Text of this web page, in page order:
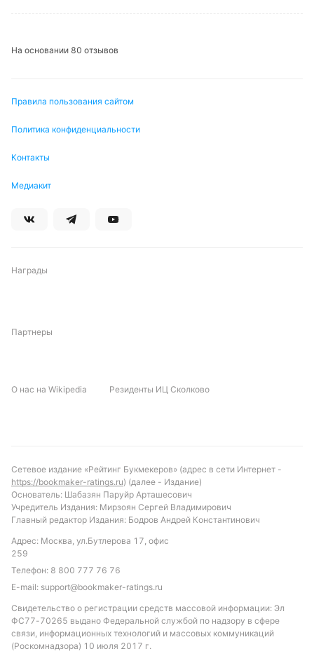
На основании 80 отзывов
Правила пользования сайтом
Политика конфиденциальности
Контакты
Медиакит
Награды
Партнеры
О нас на Wikipedia Резиденты ИЦ Сколково
Сетевое издание «Рейтинг Букмекеров» (адрес в сети Интернет -
https://bookmaker-ratings.ru) (далее - Издание)
Основатель: Шабазян Паруйр Арташесович
Учредитель Издания: Мирзоян Сергей Владимирович
Главный редактор Издания: Бодров Андрей Константинович
Адрес: Москва, ул.Бутлерова 17, офис
259
Телефон: 8 800 777 76 76
E-mail: support@bookmaker-ratings.ru
Свидетельство о регистрации средств массовой информации: Эл
ФС77-70265 выдано Федеральной службой по надзору в сфере
связи, информационных технологий и массовых коммуникаций
(Роскомнадзора) 10 июля 2017 г.